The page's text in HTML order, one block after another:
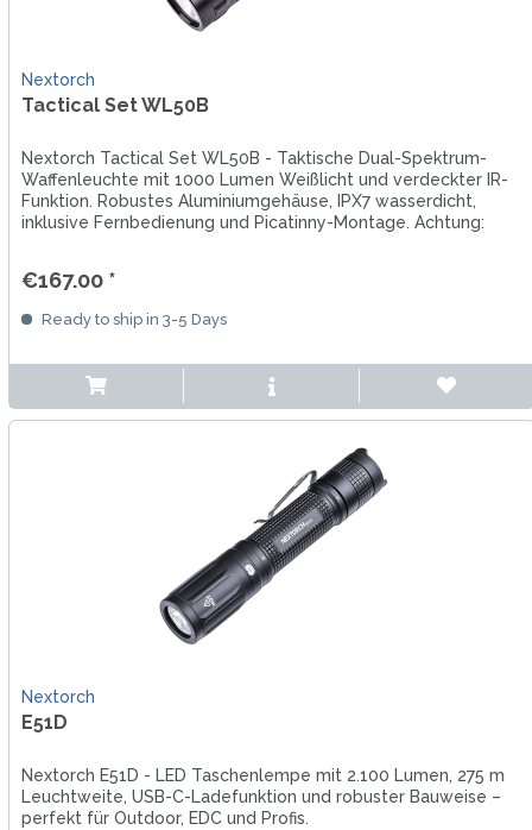
Nextorch
Tactical Set WL50B
Nextorch Tactical Set WL50B - Taktische Dual-Spektrum-
Waffenleuchte mit 1000 Lumen Weißlicht und verdeckter IR-
Funktion. Robustes Aluminiumgehäuse, IPX7 wasserdicht,
inklusive Fernbedienung und Picatinny-Montage. Achtung:
€167.00 *
Ready to ship in 3-5 Days
Nextorch
E51D
Nextorch E51D - LED Taschenlempe mit 2.100 Lumen, 275 m
Leuchtweite, USB-C-Ladefunktion und robuster Bauweise –
perfekt für Outdoor, EDC und Profis.